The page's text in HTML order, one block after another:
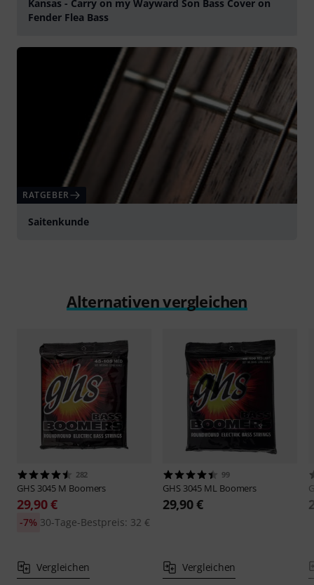
Kansas - Carry on my Wayward Son Bass Cover on
Fender Flea Bass
RATGEBER
Saitenkunde
Alternativen vergleichen
282
GHS 3045 M Boomers
29,90 €
30-Tage-Bestpreis: 32 €
-7%
Vergleichen
99
GHS 3045 ML Boomers
29,90 €
Vergleichen